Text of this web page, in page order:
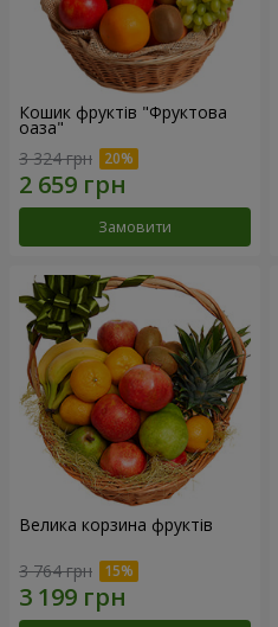
Кошик фруктів "Фруктова
оаза"
3 324 грн
Замовити
Велика корзина фруктів
3 764 грн